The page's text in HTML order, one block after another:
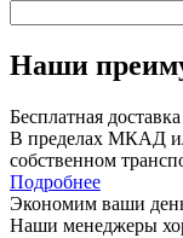
Наши
Бесплатная доставка
В пределах МКАД
собственном
Подробнее
Экономим ваши
Наши менеджеры